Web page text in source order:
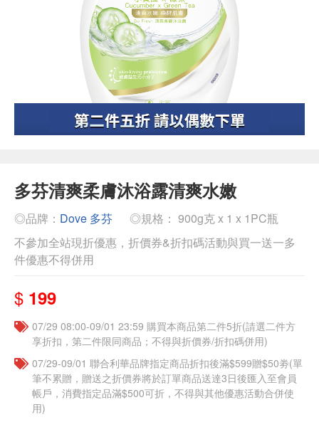
多芬清爽柔膚沐浴露清爽水嫩
◎品牌： Dove 多芬
◎規格： 900g克 x 1 x 1PC瓶
不參加全站現折優惠，折價券&折扣碼活動與買一送一多
件優惠不得併用
$ 199
07/29 08:00-09/01 23:59 購買本商品第二件5折(請選二件方
享折扣，第二件限同商品；不得與折價券/折扣碼併用)
07/29-09/01 聯合利華品牌指定商品折扣後滿$599贈$50劵(單
筆不累贈，贈送之折價券將於訂單商品送達3日後匯入至會員
帳戶，消費指定品滿$500可折，不得與其他優惠活動合併使
用)